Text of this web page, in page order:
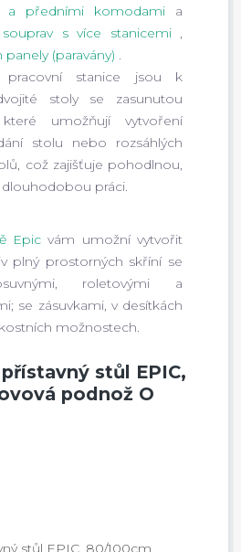
a předními komodami a
souprav s více stanicemi ,
panely (paravány) .
pracovní stanice jsou k
stoly se zasunutou
umožňují vytvoření
stolu nebo rozsáhlých
což zajišťuje pohodlnou,
práci.
Epicvám umožní vytvořit
plný prostorných skříní se
roletovými a
se zásuvkami, v desítkách
možnostech.
stůl EPIC,
podnož O
stůl EPIC, 80/100cm,